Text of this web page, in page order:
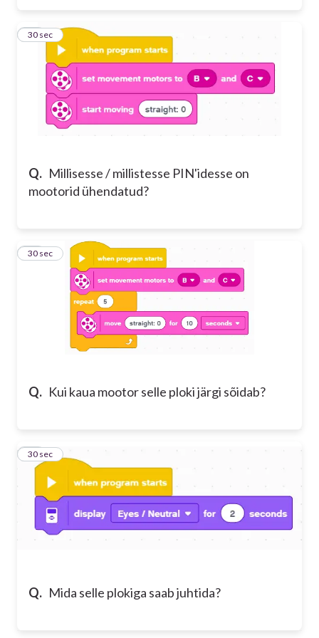
Q. Millisesse / millistesse PIN'idesse on
mootorid ühendatud?
12
30 sec
Q. Kui kaua mootor selle ploki järgi sõidab?
13
30 sec
Q. Mida selle plokiga saab juhtida?
14
30 sec